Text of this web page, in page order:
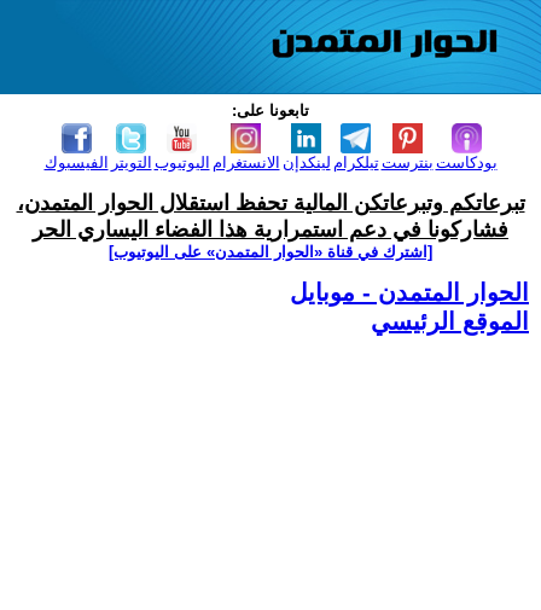
تابعونا على:
الفيسبوك التويتر اليوتيوب الانستغرام لينكدإن تيلكرامبنترست بودكاست
تبرعاتكم وتبرعاتكن المالية تحفظ استقلال الحوار المتمدن،
فشاركونا في دعم استمرارية هذا الفضاء اليساري الحر
[اشترك في قناة ‫«الحوار المتمدن» على اليوتيوب]
الحوار المتمدن - موبايل
الموقع الرئيسي